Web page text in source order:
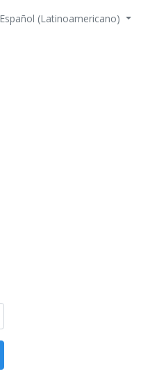
Español (Latinoamericano)